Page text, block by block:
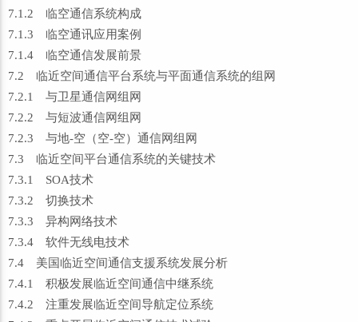
7.1.2 临空通信系统构成
7.1.3 临空通讯应用案例
7.1.4 临空通信发展前景
7.2 临近空间通信平台系统与平面通信系统的组网
7.2.1 与卫星通信网组网
7.2.2 与短波通信网组网
7.2.3 与地-空（空-空）通信网组网
7.3 临近空间平台通信系统的关键技术
7.3.1 SOA技术
7.3.2 切换技术
7.3.3 异构网络技术
7.3.4 软件无线电技术
7.4 美国临近空间通信支援系统发展分析
7.4.1 积极发展临近空间通信中继系统
7.4.2 注重发展临近空间导航定位系统